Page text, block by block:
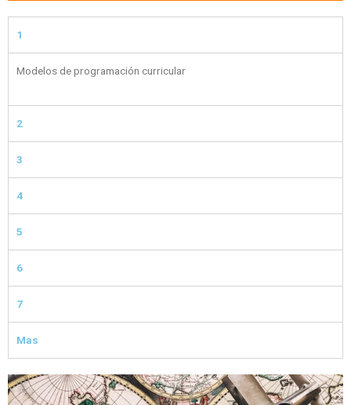
1
Modelos de programación curricular
2
3
4
5
6
7
Mas